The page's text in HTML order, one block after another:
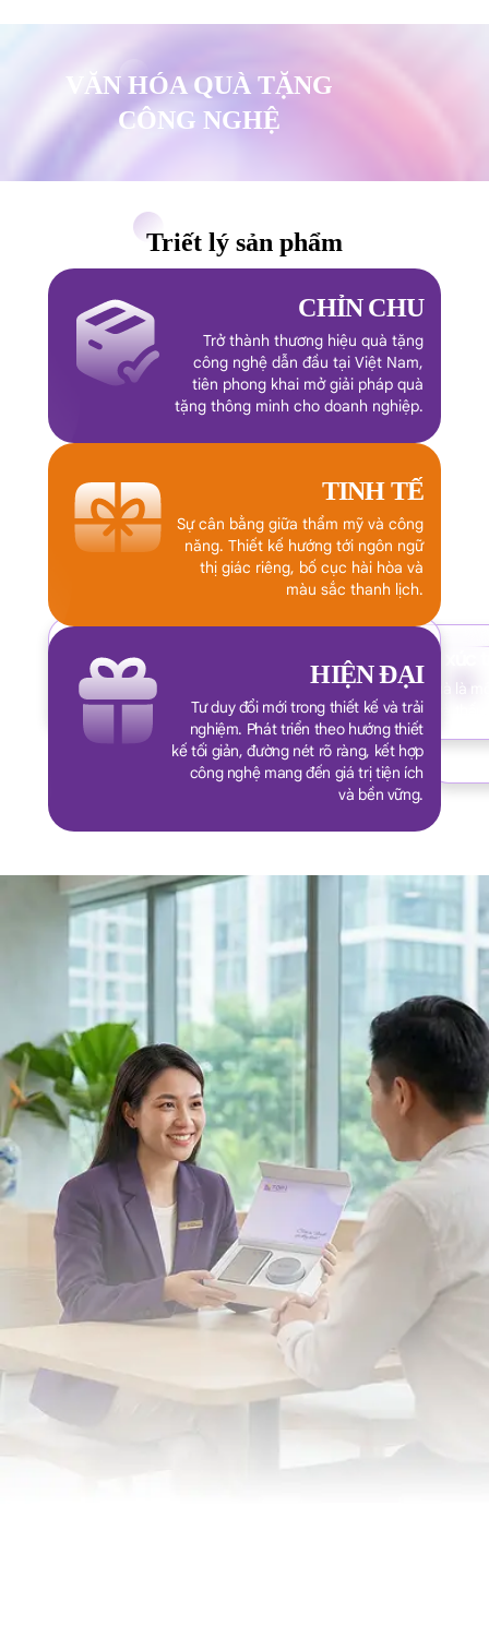
VĂN HÓA QUÀ TẶNG
CÔNG NGHỆ
Mỗi món quà là
trân trọng và
Phát triển cùng cộng đồng
Hướng tới mục tiêu phát triển không chỉ cho doanh
nghiệp, mà còn vì lợi ích xã hội và con người
Triết lý sản phẩm
CHỈN CHU
Trở thành thương hiệu quà tặng
công nghệ dẫn đầu tại Việt Nam,
tiên phong khai mở giải pháp quà
tặng thông minh cho doanh nghiệp.
TINH TẾ
Sự cân bằng giữa thẩm mỹ và công
năng. Thiết kế hướng tới ngôn ngữ
thị giác riêng, bố cục hài hòa và
màu sắc thanh lịch.
HIỆN ĐẠI
Tư duy đổi mới trong thiết kế và trải
nghiệm. Phát triển theo hướng thiết
kế tối giản, đường nét rõ ràng, kết hợp
công nghệ mang đến giá trị tiện ích
và bền vững.